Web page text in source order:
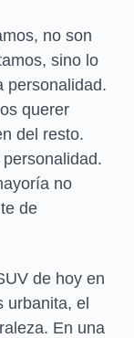
no son
sino lo
personalidad.
querer
del resto.
no
de
de hoy en
urbanita, el
En una